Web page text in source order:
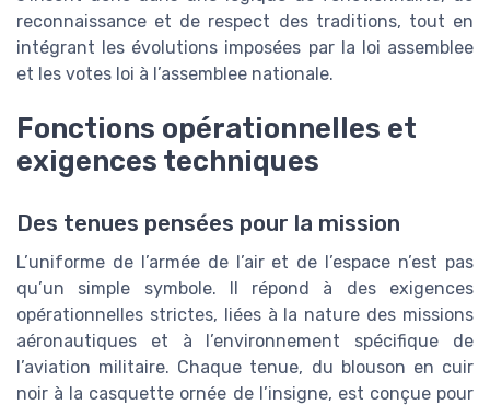
reconnaissance et de respect des traditions, tout en
intégrant les évolutions imposées par la loi assemblee
et les votes loi à l’assemblee nationale.
Fonctions opérationnelles et
exigences techniques
Des tenues pensées pour la mission
L’uniforme de l’armée de l’air et de l’espace n’est pas
qu’un simple symbole. Il répond à des exigences
opérationnelles strictes, liées à la nature des missions
aéronautiques et à l’environnement spécifique de
l’aviation militaire. Chaque tenue, du blouson en cuir
noir à la casquette ornée de l’insigne, est conçue pour